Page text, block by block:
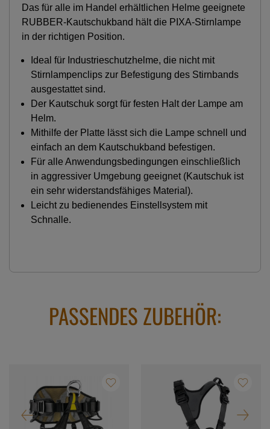
Das für alle im Handel erhältlichen Helme geeignete
RUBBER-Kautschukband hält die PIXA-Stirnlampe
in der richtigen Position.
Ideal für Industrieschutzhelme, die nicht mit
Stirnlampenclips zur Befestigung des Stirnbands
ausgestattet sind.
Der Kautschuk sorgt für festen Halt der Lampe am
Helm.
Mithilfe der Platte lässt sich die Lampe schnell und
einfach an dem Kautschukband befestigen.
Für alle Anwendungsbedingungen einschließlich
in aggressiver Umgebung geeignet (Kautschuk ist
ein sehr widerstandsfähiges Material).
Leicht zu bedienendes Einstellsystem mit
Schnalle.
PASSENDES ZUBEHÖR: